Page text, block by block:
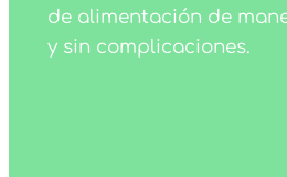
de alimentación de
y sin complicaciones.